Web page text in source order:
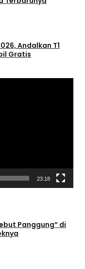
Andalkan T1
Gratis
23:18
Panggung” di